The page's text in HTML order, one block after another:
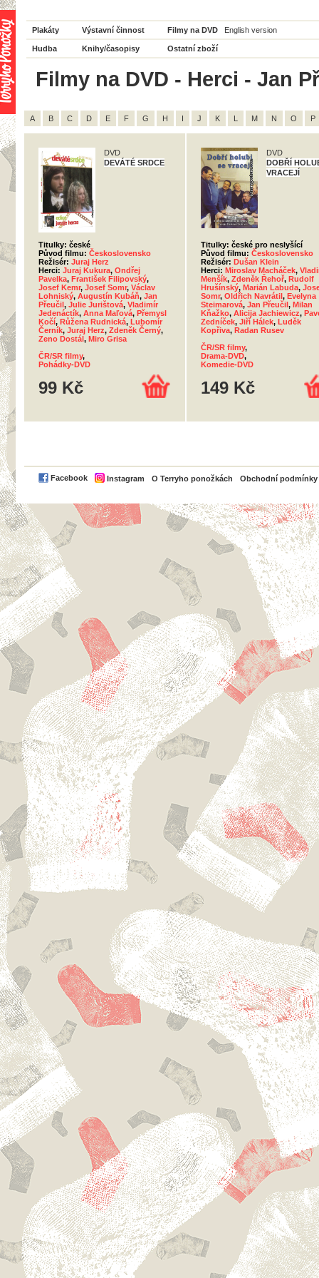
Plakáty Výstavní činnost Filmy na DVD English version
Hudba Knihy/časopisy Ostatní zboží
Filmy na DVD - Herci - Jan
A B C D E F G H I J K L M N O P
DVD
DEVÁTÉ SRDCE
Titulky: české
Původ filmu: Československo
Režisér: Juraj Herz
Herci: Juraj Kukura, Ondřej
Pavelka, František Filipovský,
Josef Kemr, Josef Somr, Václav
Lohniský, Augustín Kubáň, Jan
Přeučil, Julie Jurištová, Vladimír
Jedenáctík, Anna Maľová, Přemysl
Kočí, Růžena Rudnická, Lubomír
Černík, Juraj Herz, Zdeněk Černý,
Zeno Dostál, Miro Grisa
ČR/SR filmy,
Pohádky-DVD
99 Kč
DVD
DOBŘÍ
VRACEJÍ
Titulky: české pro neslyšící
Původ filmu: Československo
Režisér: Dušan Klein
Herci: Miroslav Macháček,
Menšík, Zdeněk Řehoř, Rudolf
Hrušínský, Marián Labuda,
Somr, Oldřich Navrátil, Evelyna
Steimarová, Jan Přeučil, Milan
Kňažko, Alicija Jachiewicz,
Zedníček, Jiří Hálek, Luděk
Kopřiva, Radan Rusev
ČR/SR filmy,
Drama-DVD,
Komedie-DVD
149 Kč
Facebook Instagram O Terryho ponožkách Obchodní podmínky
PayPal